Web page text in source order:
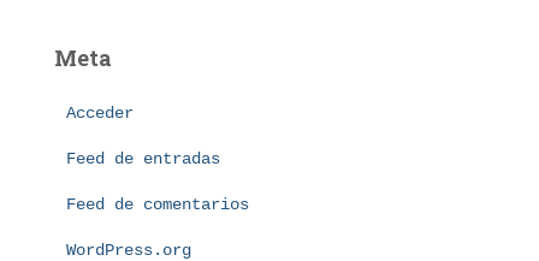
g
Meta
Acceder
Feed de entradas
Feed de comentarios
WordPress.org